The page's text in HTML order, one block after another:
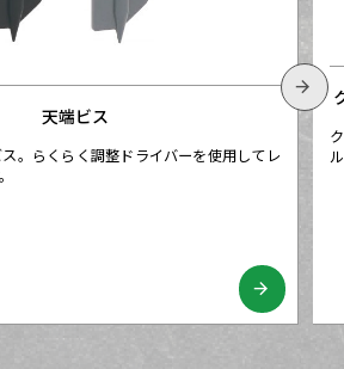
天端ビス
。らくらく調整ドライバーを使用してレ
arrow_forward
arrow_forward